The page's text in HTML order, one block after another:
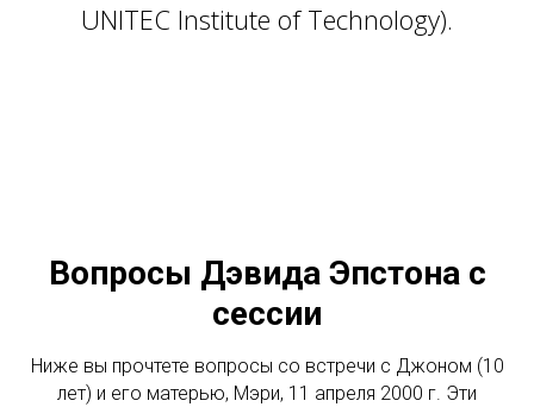
UNITEC Institute of Technology).
Вопросы Дэвида Эпстона с
сессии
Ниже вы прочтете вопросы со встречи с Джоном (10
лет) и его матерью, Мэри, 11 апреля 2000 г. Эти